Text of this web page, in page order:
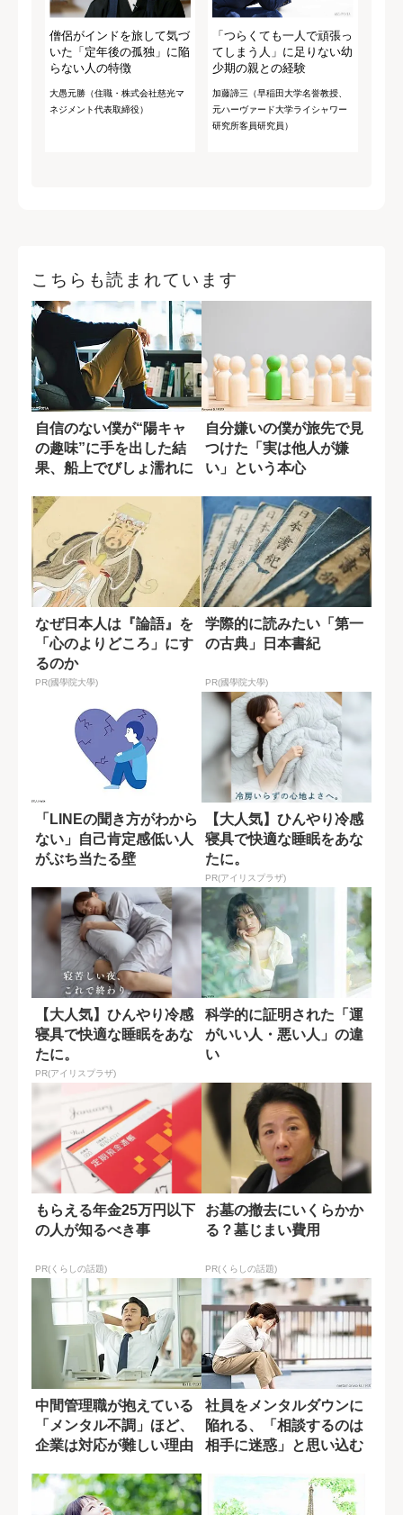
僧侶がインドを旅して気づ
いた「定年後の孤独」に陥
らない人の特徴
大愚元勝（住職・株式会社慈光マ
ネジメント代表取締役）
「つらくても一人で頑張っ
てしまう人」に足りない幼
少期の親との経験
加藤諦三（早稲田大学名誉教授、
元ハーヴァード大学ライシャワー
研究所客員研究員）
こちらも読まれています
自信のない僕が“陽キャ
の趣味”に手を出した結
果、船上でびしょ濡れに
自分嫌いの僕が旅先で見
つけた「実は他人が嫌
い」という本心
なぜ日本人は『論語』を
「心のよりどころ」にす
るのか
PR(國學院大學)
学際的に読みたい「第一
の古典」日本書紀
PR(國學院大學)
「LINEの聞き方がわから
ない」自己肯定感低い人
がぶち当たる壁
【大人気】ひんやり冷感
寝具で快適な睡眠をあな
たに。
PR(アイリスプラザ)
【大人気】ひんやり冷感
寝具で快適な睡眠をあな
たに。
PR(アイリスプラザ)
科学的に証明された「運
がいい人・悪い人」の違
い
もらえる年金25万円以下
の人が知るべき事
PR(くらしの話題)
お墓の撤去にいくらかか
る？墓じまい費用
PR(くらしの話題)
中間管理職が抱えている
「メンタル不調」ほど、
企業は対応が難しい理由
社員をメンタルダウンに
陥れる、「相談するのは
相手に迷惑」と思い込む